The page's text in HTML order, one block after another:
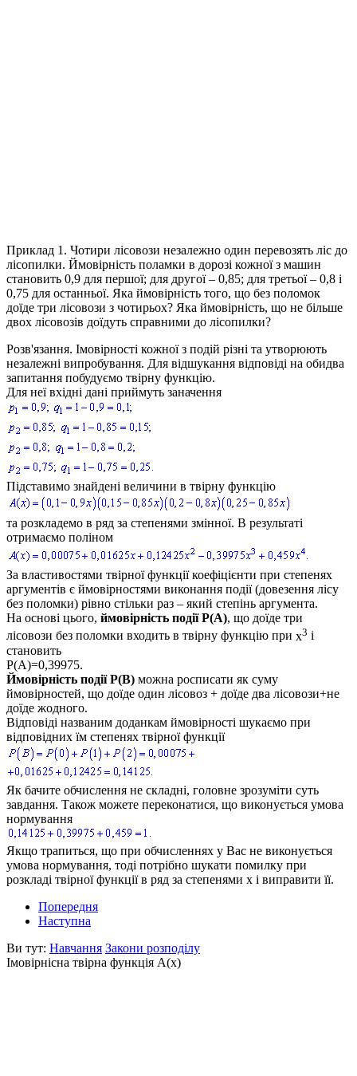
Приклад 1. Чотири лісовози незалежно один перевозять ліс до
лісопилки. Ймовірність поламки в дорозі кожної з машин
становить 0,9 для першої; для другої – 0,85; для третьої – 0,8 і
0,75 для останньої. Яка ймовірність того, що без поломок
доїде три лісовози з чотирьох? Яка ймовірність, що не більше
двох лісовозів доїдуть справними до лісопилки?
Розв'язання. Імовірності кожної з подій різні та утворюють
незалежні випробування. Для відшукання відповіді на обидва
запитання побудуємо твірну функцію.
Для неї вхідні дані приймуть заначення
Підставимо знайдені величини в твірну функцію
та розкладемо в ряд за степенями змінної. В результаті
отримаємо поліном
За властивостями твірної функції коефіцієнти при степенях
аргументів є ймовірностями виконання події (довезення лісу
без поломки) рівно стільки раз – який степінь аргумента.
На основі цього, ймовірність подіїР(А), що доїде три
лісовози без поломки входить в твірну функцію при x3 і
становить
Р(А)=0,39975.
Ймовірність подіїР(B) можна росписати як суму
ймовірностей, що доїде один лісовоз + доїде два лісовози+не
доїде жодного.
Відповіді названим доданкам ймовірності шукаємо при
відповідних їм степенях твірної функції
Як бачите обчислення не складні, головне зрозуміти суть
завдання. Також можете переконатися, що виконується умова
нормування
Якщо трапиться, що при обчисленнях у Вас не виконується
умова нормування, тоді потрібно шукати помилку при
розкладі твірної функції в ряд за степенями х і виправити її.
Попередня
Наступна
Ви тут: Навчання Закони розподілу
Імовірнісна твірна функція A(x)